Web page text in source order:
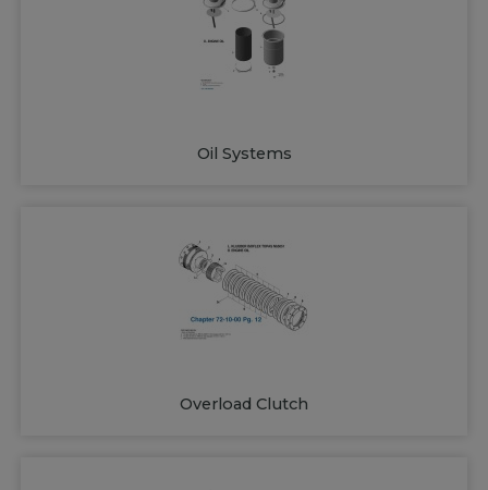
Oil Systems
Overload Clutch